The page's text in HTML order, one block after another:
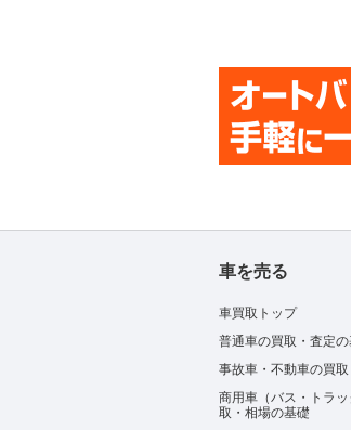
車を売る
車買取トップ
普通車の買取・査定の
事故車・不動車の買
商用車（バス・トラ
取・相場の基礎